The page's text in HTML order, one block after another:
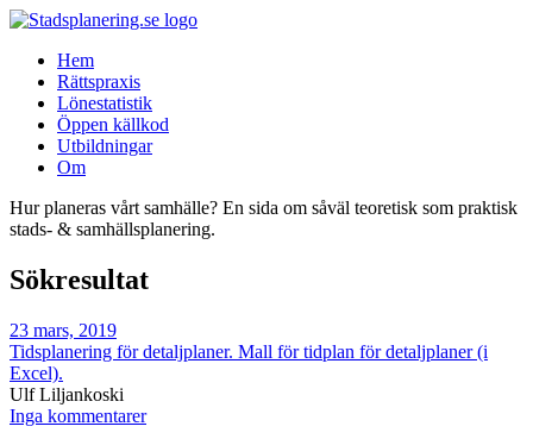
Hem
Rättspraxis
Lönestatistik
Öppen källkod
Utbildningar
Om
Hur planeras vårt samhälle? En sida om såväl teoretisk som praktisk
stads- & samhällsplanering.
Sökresultat
23 mars, 2019
Tidsplanering för detaljplaner. Mall för tidplan för detaljplaner (i
Excel).
Ulf Liljankoski
Inga kommentarer